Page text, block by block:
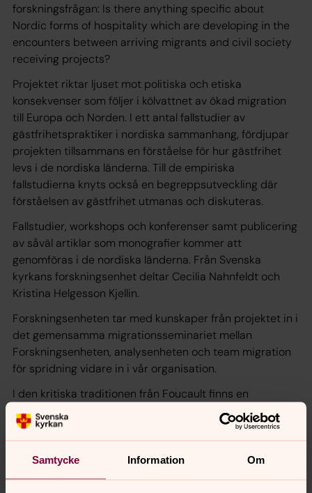
Samtycke Information Om
forskningsfrågan: Is there anything specific about
Nordic forms of hospitality which are developing in the
encounters between arriving migrants and civil society
receiving projects?
Projektet riktar ljuset mot politiska och etiska
konsekvenser som följer i kölvattnet av ökad migration
till Europa och Norden. I ett antal fallstudier av
gästfrihetspraktiker i nordiska sammanhang, fördjupar
projekten tillsammans en förståelse för hur gästfrihet
levs i de nordiska länderna. Till de empiriska
fallstudierna knyts också en begreppsutveckling där
förståelsen av gästfrihet utmanas och diskuteras.
Fallstudier, workshops och konferenser samt publicering
av såväl artiklar som monografier kommer att
genomföras i de nordiska länderna. Från Svenska
kyrkans forskningsenhet deltar Cecilia Nahnfeldt och
Kristina Helgesson Kjellin.
Forskningsenheten tar med kunskaper från projektet in i
det gemensamma migrationsseminariet mellan
Forskningsenheten, analysenheten och team migration
för spridning vidare in i vår organisation.
I den kritiska traditionen från Foucault finns en
grundläggande insikt om att gästfrihet betyder
ingenting annat än en modern form av styrning
(Foucault 1991). Även om det finns andra praktiker som
syftar till mindre restriktiva mönster för integration än
vad vi ser i nation/välfärdsstater, finns det likväl en